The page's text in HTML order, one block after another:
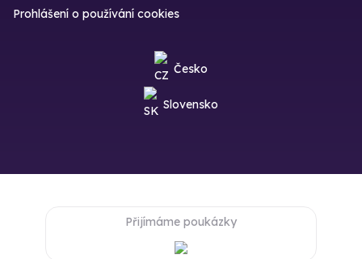
Prohlášení o používání cookies
Česko
Slovensko
Přijímáme poukázky